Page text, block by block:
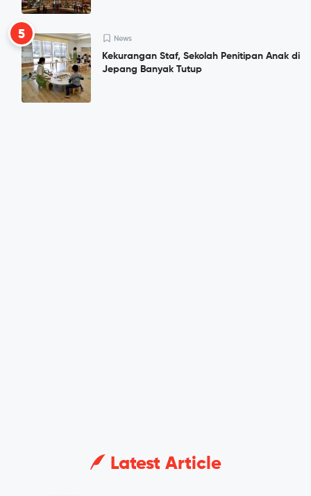
5 News
Kekurangan Staf, Sekolah Penitipan Anak di
Jepang Banyak Tutup
Latest Article